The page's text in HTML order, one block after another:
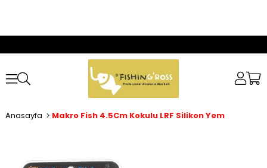
Anasayfa Makro Fish 4.5Cm Kokulu LRF Silikon Yem